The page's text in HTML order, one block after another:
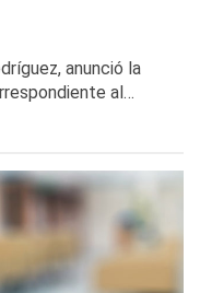
anunció la
al…